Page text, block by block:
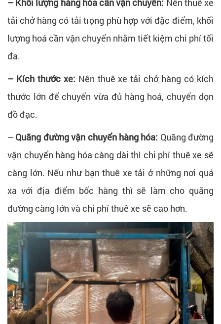
– Khối lượng hàng hóa cần vận chuyển: Nên thuê xe
tải chở hàng có tải trọng phù hợp với đặc điểm, khối
lượng hoá cần vận chuyển nhằm tiết kiệm chi phí tối
đa.
– Kích thước xe: Nên thuê xe tải chở hàng có kích
thước lớn để chuyển vừa đủ hàng hoá, chuyển dọn
đồ đạc.
– Quãng đường vận chuyển hàng hóa: Quãng đường
vận chuyển hàng hóa càng dài thì chi phí thuê xe sẽ
càng lớn. Nếu như bạn thuê xe tải ở những nơi quá
xa với địa điểm bốc hàng thì sẽ làm cho quãng
đường càng lớn và chi phí thuê xe sẽ cao hơn.